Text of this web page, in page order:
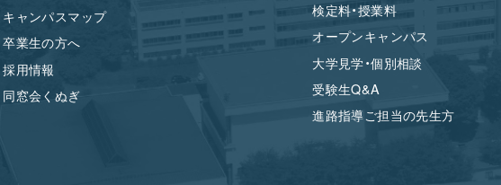
キャンパスマップ
卒業生の方へ
採用情報
同窓会くぬぎ
検定料・授業料
オープンキャンパス
大学見学・個別相談
受験生Q&A
進路指導ご担当の先生方